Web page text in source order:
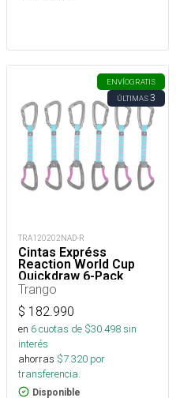
ENVÍOGRATIS
ÚLTIMAS3
TRA120202NAD-R
Cintas Expréss
Reaction World Cup
Quickdraw 6-Pack
Trango
$ 182.990
en 6cuotas de $30.498sin
interés
ahorras $7.320 por
transferencia.
Disponible